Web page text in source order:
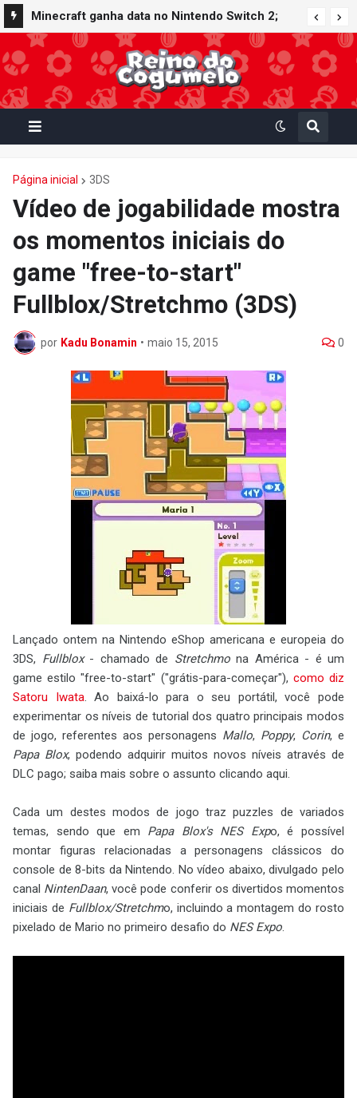
Minecraft ganha data no Nintendo Switch 2;
Super Mario Mash-Up receberá atualização
gráfica exclusiva
Página inicial 3DS
Vídeo de jogabilidade mostra
os momentos iniciais do
game "free-to-start"
Fullblox/Stretchmo (3DS)
por Kadu Bonamin • maio 15, 2015 0
Lançado ontem na Nintendo eShop americana e europeia do
3DS, Fullblox- chamado de Stretchmona América - é um
game estilo "free-to-start" ("grátis-para-começar"), como diz
Satoru Iwata. Ao baixá-lo para o seu portátil, você pode
experimentar os níveis de tutorial dos quatro principais modos
de jogo, referentes aos personagens Mallo, Poppy, Corin, e
Papa Blox, podendo adquirir muitos novos níveis através de
DLC pago; saiba mais sobre o assunto clicando aqui.
Cada um destes modos de jogo traz puzzles de variados
temas, sendo que em Papa Blox's NES Expo, é possível
montar figuras relacionadas a personagens clássicos do
console de 8-bits da Nintendo. No vídeo abaixo, divulgado pelo
canal NintenDaan, você pode conferir os divertidos momentos
iniciais de Fullblox/Stretchmo, incluindo a montagem do rosto
pixelado de Mario no primeiro desafio do NES Expo.